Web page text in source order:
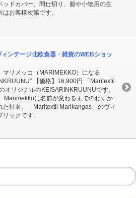
ッドカバー、間仕切り、服や小物用の生
お客様次第です。
ィンテージ北欧食器・雑貨のWEBショッ
マリメッコ（MARIMEKKO）になる
【価格】16,900円 「Maritextil
オリジナルのKEISARINKRUUNUです。
Marimekkoに名前が変わるまでのわずか
た社名、「Maritextil Marikangas」のヴィ
ックです。